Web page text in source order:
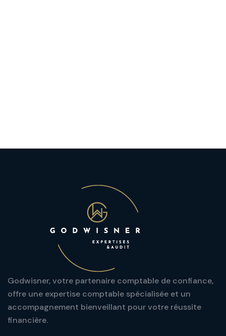
Godwisner, votre partenaire comptable de confiance,
offre une expertise comptable spécialisée et un
accompagnement bienveillant pour votre réussite
financière.